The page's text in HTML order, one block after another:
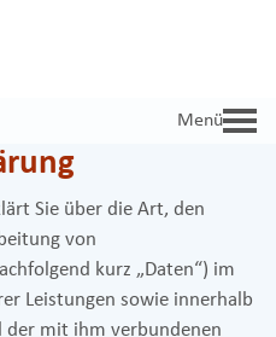
Sie über die Art, den
von
kurz „Daten“) im
Leistungen sowie innerhalb
der mit ihm verbundenen